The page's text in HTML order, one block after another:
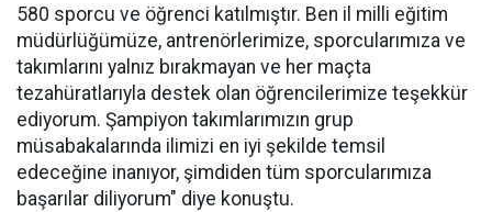
580 sporcu ve öğrenci katılmıştır. Ben il milli eğitim
müdürlüğümüze, antrenörlerimize, sporcularımıza ve
takımlarını yalnız bırakmayan ve her maçta
tezahüratlarıyla destek olan öğrencilerimize teşekkür
ediyorum. Şampiyon takımlarımızın grup
müsabakalarında ilimizi en iyi şekilde temsil
edeceğine inanıyor, şimdiden tüm sporcularımıza
başarılar diliyorum" diye konuştu.